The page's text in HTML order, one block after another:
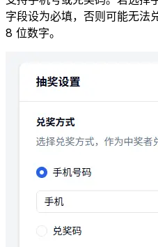
字段设为必填，否则可能无法
8 位数字。